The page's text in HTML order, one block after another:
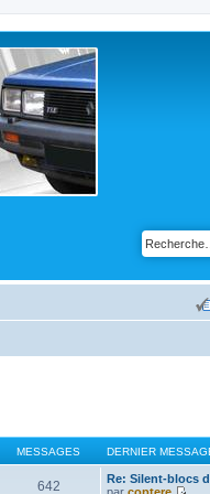
MESSAGES DERNIER
642
Re: Silent-blocs